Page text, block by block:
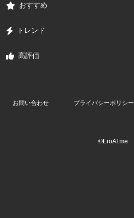
おすすめ
トレンド
高評価
お問い合わせ プライバシーポリシー
©EroAI.me